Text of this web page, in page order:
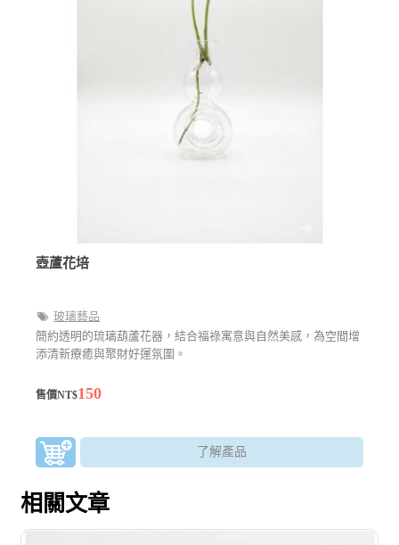
壺蘆花培
玻璃藝品
簡約透明的琉璃葫蘆花器，結合福祿寓意與自然美感，為空間增
添清新療癒與聚財好運氛圍。
售價NT$150
了解產品
相關文章